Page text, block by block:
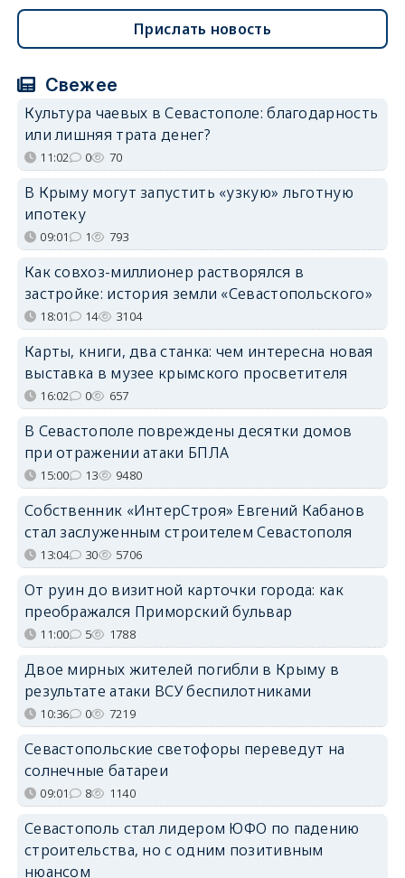
Прислать новость
Свежее
Культура чаевых в Севастополе: благодарность
или лишняя трата денег?
11:02 0 70
В Крыму могут запустить «узкую» льготную
ипотеку
09:01 1 793
Как совхоз-миллионер растворялся в
застройке: история земли «Севастопольского»
18:01 14 3104
Карты, книги, два станка: чем интересна новая
выставка в музее крымского просветителя
16:02 0 657
В Севастополе повреждены десятки домов
при отражении атаки БПЛА
15:00 13 9480
Собственник «ИнтерСтроя» Евгений Кабанов
стал заслуженным строителем Севастополя
13:04 30 5706
От руин до визитной карточки города: как
преображался Приморский бульвар
11:00 5 1788
Двое мирных жителей погибли в Крыму в
результате атаки ВСУ беспилотниками
10:36 0 7219
Севастопольские светофоры переведут на
солнечные батареи
09:01 8 1140
Севастополь стал лидером ЮФО по падению
строительства, но с одним позитивным
нюансом